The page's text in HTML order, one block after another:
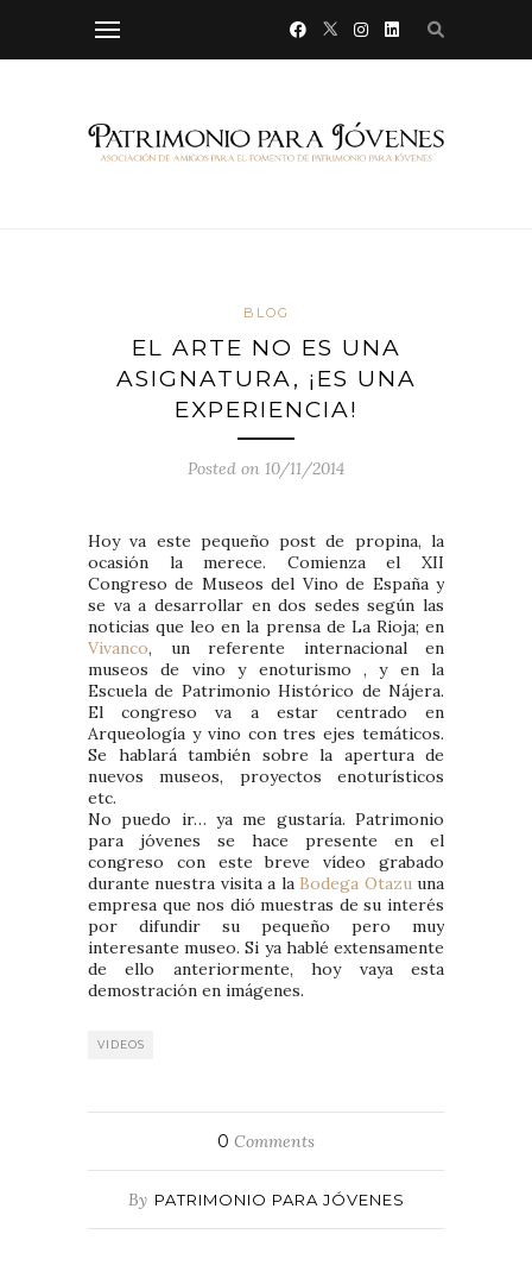
BLOG
EL ARTE NO ES UNA
ASIGNATURA, ¡ES UNA
EXPERIENCIA!
Posted on 10/11/2014
Hoy va este pequeño post de propina, la
ocasión la merece. Comienza el XII
Congreso de Museos del Vino de España y
se va a desarrollar en dos sedes según las
noticias que leo en la prensa de La Rioja; en
Vivanco, un referente internacional en
museos de vino y enoturismo , y en la
Escuela de Patrimonio Histórico de Nájera.
El congreso va a estar centrado en
Arqueología y vino con tres ejes temáticos.
Se hablará también sobre la apertura de
nuevos museos, proyectos enoturísticos
etc.
No puedo ir… ya me gustaría. Patrimonio
para jóvenes se hace presente en el
congreso con este breve vídeo grabado
durante nuestra visita a la Bodega Otazuuna
empresa que nos dió muestras de su interés
por difundir su pequeño pero muy
interesante museo. Si ya hablé extensamente
de ello anteriormente, hoy vaya esta
demostración en imágenes.
VIDEOS
0 Comments
By PATRIMONIO PARA JÓVENES